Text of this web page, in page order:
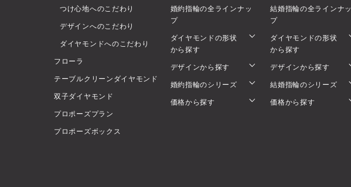
つけ心地へのこだわり
デザインへのこだわり
ダイヤモンドへのこだわり
フローラ
テーブルクリーンダイヤモンド
双子ダイヤモンド
プロポーズプラン
プロポーズボックス
婚約指輪の全ラインナッ
プ
ダイヤモンドの形状
から探す
デザインから探す
婚約指輪のシリーズ
価格から探す
結婚指輪の全ラインナッ
プ
ダイヤモンドの形状
から探す
デザインから探す
結婚指輪のシリーズ
価格から探す